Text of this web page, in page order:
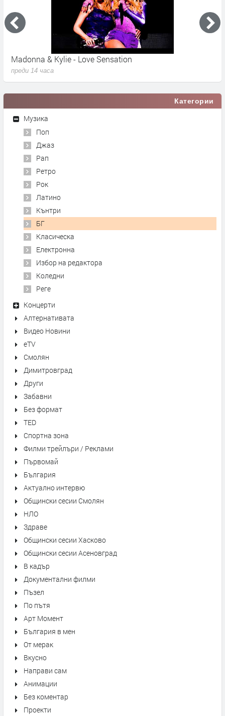
Madonna & Kylie - Love Sensation
преди 14 часа
Категории
Музика
Поп
Джаз
Рап
Ретро
Рок
Латино
Кънтри
БГ
Класическа
Електронна
Избор на редактора
Коледни
Реге
Концерти
Алтернативата
Видео Новини
eTV
Смолян
Димитровград
Други
Забавни
Без формат
TED
Спортна зона
Филми трейлъри / Реклами
Първомай
България
Актуално интервю
Общински сесии Смолян
НЛО
Здраве
Общински сесии Хасково
Общински сесии Асеновград
В кадър
Документални филми
Пъзел
По пътя
Арт Момент
България в мен
От мерак
Вкусно
Направи сам
Анимации
Без коментар
Проекти